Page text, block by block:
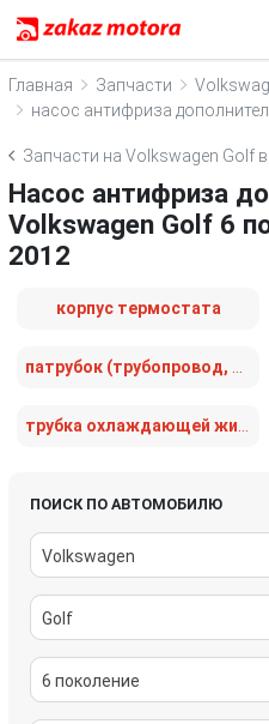
Главная Запчасти
насос антифриза
Запчасти на Volkswagen Golf
Насос антифриза
Volkswagen Golf 6
2012
корпус термостата
ПОИСК ПО АВТОМОБИЛЮ
Volkswagen
Golf
6 поколение